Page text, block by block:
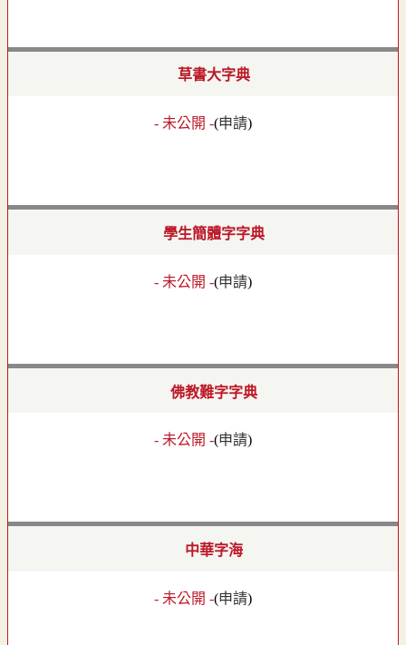
草書大字典
- 未公開 -(申請)
學生簡體字字典
- 未公開 -(申請)
佛教難字字典
- 未公開 -(申請)
中華字海
- 未公開 -(申請)